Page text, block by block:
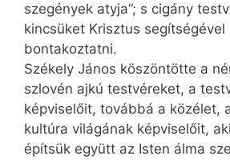
szegények atyja”; s cigány
kincsüket Krisztus
bontakoztatni.
Székely János köszöntötte a
szlovén ajkú testvéreket, a
képviselőit, továbbá a közélet,
kultúra világának képviselőit,
építsük együtt az Isten álma